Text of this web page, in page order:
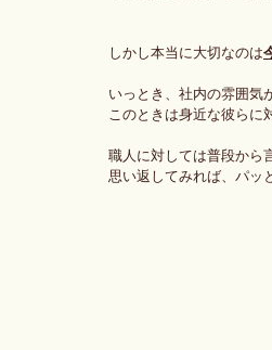
しかし本当に大切なのは
いっとき、社内の雰囲気
このときは身近な彼らに
職人に対しては普段から
思い返してみれば、パッ